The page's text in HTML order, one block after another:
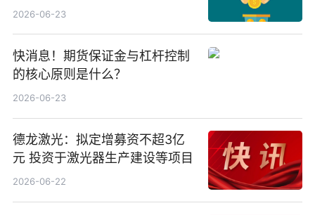
等方案
2026-06-23
快消息！期货保证金与杠杆控制
的核心原则是什么？
2026-06-23
德龙激光：拟定增募资不超3亿
元 投资于激光器生产建设等项目
2026-06-22